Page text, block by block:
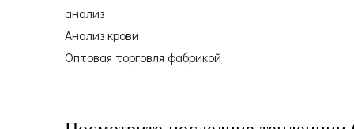
анализ
Анализ крови
Оптовая торговля фабрикой